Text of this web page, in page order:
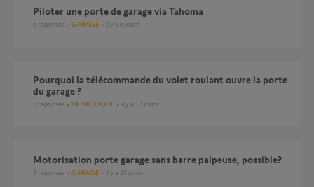
Piloter une porte de garage via Tahoma
6 réponses GARAGE il y a 6 jours
pourquoi la télécommande du volet roulant ouvre la porte
du garage ?
3 réponses DOMOTIQUE il y a 13 jours
Motorisation porte garage sans barre palpeuse, possible?
9 réponses GARAGE il y a 25 jours